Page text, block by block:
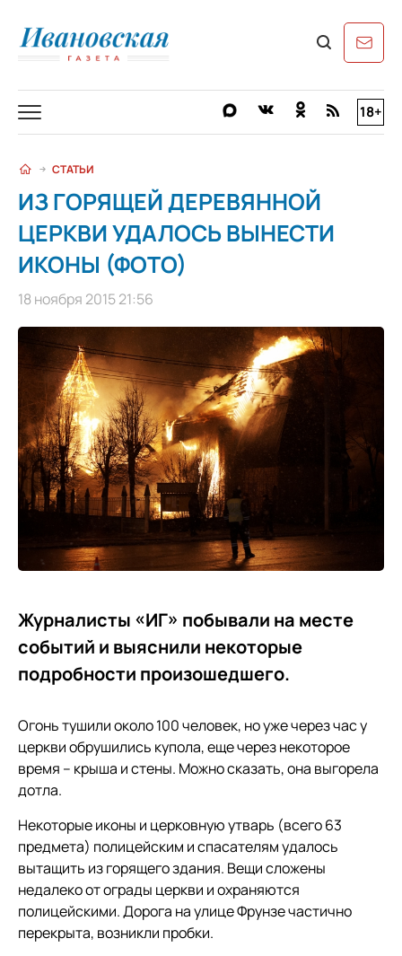
18+
СТАТЬИ
ИЗ ГОРЯЩЕЙ ДЕРЕВЯННОЙ
ЦЕРКВИ УДАЛОСЬ ВЫНЕСТИ
ИКОНЫ (ФОТО)
18 ноября 2015 21:56
Журналисты «ИГ» побывали на месте
событий и выяснили некоторые
подробности произошедшего.
Огонь тушили около 100 человек, но уже через час у
церкви обрушились купола, еще через некоторое
время – крыша и стены. Можно сказать, она выгорела
дотла.
Некоторые иконы и церковную утварь (всего 63
предмета) полицейским и спасателям удалось
вытащить из горящего здания. Вещи сложены
недалеко от ограды церкви и охраняются
полицейскими. Дорога на улице Фрунзе частично
перекрыта, возникли пробки.